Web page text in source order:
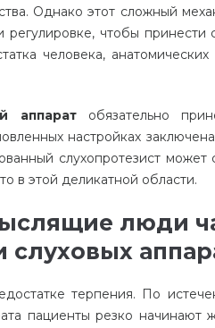
Однако этот сложный
чтобы принести
человека,
аппаратобязательно
настройках
слухопротезист может
в этой деликатной области.
люди
слуховых
терпения. По
пациенты резко начинают